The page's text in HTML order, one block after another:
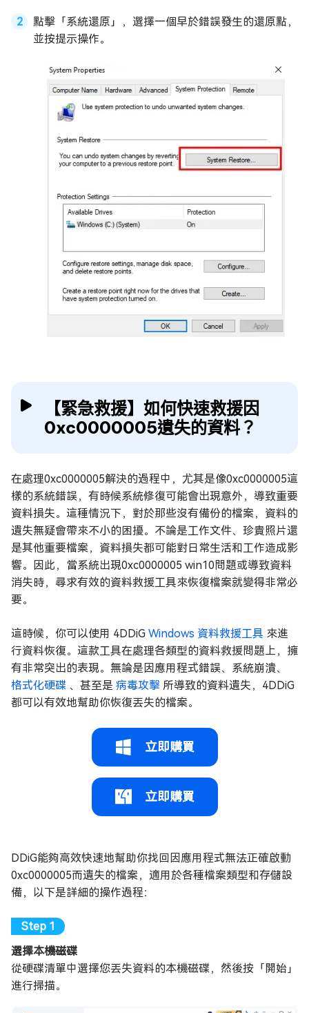
點擊「系統還原」，選擇一個早於錯誤發生的還原點，
並按提示操作。
【緊急救援】如何快速救援因
0xc0000005遺失的資料？
在處理0xc0000005解決的過程中，尤其是像0xc0000005這
樣的系統錯誤，有時候系統修復可能會出現意外，導致重要
資料損失。這種情況下，對於那些沒有備份的檔案，資料的
遺失無疑會帶來不小的困擾。不論是工作文件、珍貴照片還
是其他重要檔案，資料損失都可能對日常生活和工作造成影
響。因此，當系統出現0xc0000005 win10問題或導致資料
消失時，尋求有效的資料救援工具來恢復檔案就變得非常必
要。
這時候，你可以使用 4DDiG Windows 資料救援工具 來進
行資料恢復。這款工具在處理各類型的資料救援問題上，擁
有非常突出的表現。無論是因應用程式錯誤、系統崩潰、
格式化硬碟 、甚至是 病毒攻擊 所導致的資料遺失，4DDiG
都可以有效地幫助你恢復丟失的檔案。
立即購買
立即購買
DDiG能夠高效快速地幫助你找回因應用程式無法正確啟動
0xc0000005而遺失的檔案，適用於各種檔案類型和存儲設
備，以下是詳細的操作過程：
選擇本機磁碟
從硬碟清單中選擇您丟失資料的本機磁碟，然後按「開始」
進行掃描。